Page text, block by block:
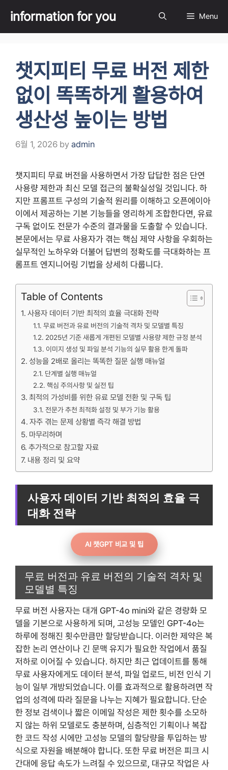
content
information for you Menu
챗지피티 무료 버전 제한
없이 똑똑하게 활용하여
생산성 높이는 방법
6월 1, 2026 by admin
챗지피티 무료 버전을 사용하면서 가장 답답한 점은 단연
사용량 제한과 최신 모델 접근의 불확실성일 것입니다. 하
지만 프롬프트 구성의 기술적 원리를 이해하고 오픈에이아
이에서 제공하는 기본 기능들을 영리하게 조합한다면, 유료
구독 없이도 전문가 수준의 결과물을 도출할 수 있습니다.
본문에서는 무료 사용자가 겪는 핵심 제약 사항을 우회하는
실무적인 노하우와 더불어 답변의 정확도를 극대화하는 프
롬프트 엔지니어링 기법을 상세히 다룹니다.
Table of Contents
사용자 데이터 기반 최적의 효율 극대화 전략
무료 버전과 유료 버전의 기술적 격차 및 모델별 특징
2025년 기준 새롭게 개편된 모델별 사용량 제한 규정 분석
이미지 생성 및 파일 분석 기능의 실무 활용 한계 돌파
성능을 2배로 올리는 똑똑한 질문 실행 매뉴얼
단계별 실행 매뉴얼
핵심 주의사항 및 실전 팁
최적의 가성비를 위한 유료 모델 전환 및 구독 팁
전문가 추천 최적화 설정 및 부가 기능 활용
자주 겪는 문제 상황별 즉각 해결 방법
마무리하며
추가적으로 참고할 자료
내용 정리 및 요약
사용자 데이터 기반 최적의 효율 극
대화 전략
AI 챗GPT 비교 및 팁
무료 버전과 유료 버전의 기술적 격차 및
모델별 특징
무료 버전 사용자는 대개 GPT-4o mini와 같은 경량화 모
델을 기본으로 사용하게 되며, 고성능 모델인 GPT-4o는
하루에 정해진 횟수만큼만 할당받습니다. 이러한 제약은 복
잡한 논리 연산이나 긴 문맥 유지가 필요한 작업에서 품질
저하로 이어질 수 있습니다. 하지만 최근 업데이트를 통해
무료 사용자에게도 데이터 분석, 파일 업로드, 비전 인식 기
능이 일부 개방되었습니다. 이를 효과적으로 활용하려면 작
업의 성격에 따라 질문을 나누는 지혜가 필요합니다. 단순
한 정보 검색이나 짧은 이메일 작성은 제한 횟수를 소모하
지 않는 하위 모델로도 충분하며, 심층적인 기획이나 복잡
한 코드 작성 시에만 고성능 모델의 할당량을 투입하는 방
식으로 자원을 배분해야 합니다. 또한 무료 버전은 피크 시
간대에 응답 속도가 느려질 수 있으므로, 대규모 작업은 사